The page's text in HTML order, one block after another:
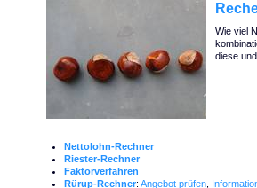
Wie viel
diese
Nettolohn-Rechner
Riester-Rechner
Faktorverfahren
Rürup-Rechner: Angebot prüfen